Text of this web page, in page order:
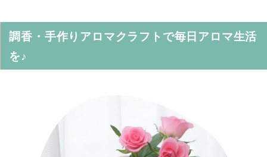
調香・手作りアロマクラフトで毎日アロマ生活
を♪